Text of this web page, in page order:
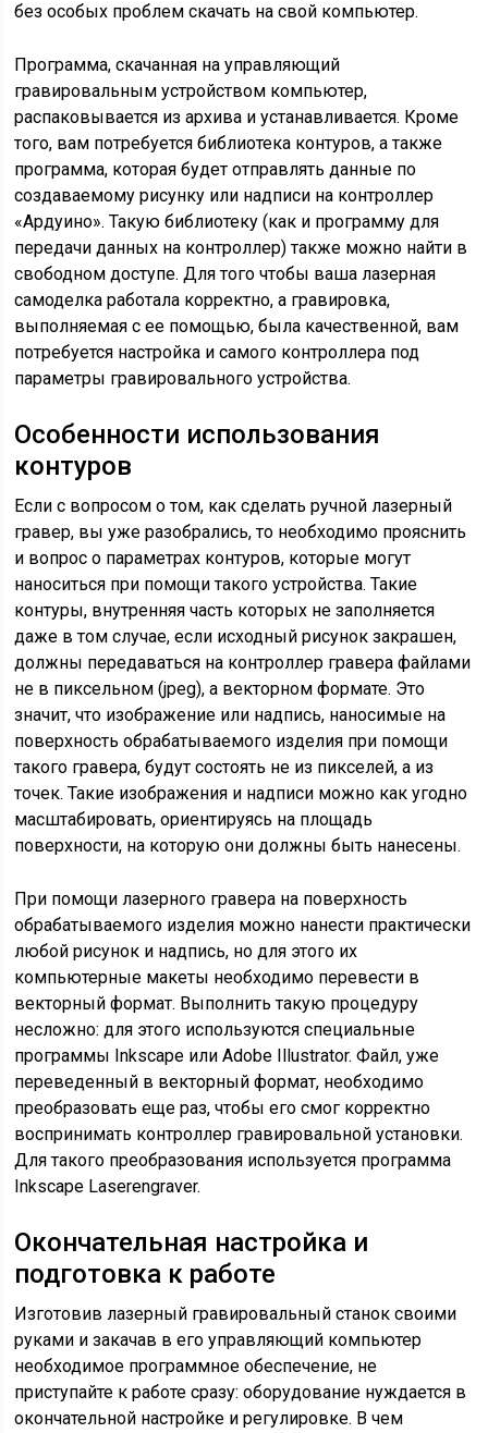
без особых проблем скачать на свой компьютер.
Программа, скачанная на управляющий
гравировальным устройством компьютер,
распаковывается из архива и устанавливается. Кроме
того, вам потребуется библиотека контуров, а также
программа, которая будет отправлять данные по
создаваемому рисунку или надписи на контроллер
«Ардуино». Такую библиотеку (как и программу для
передачи данных на контроллер) также можно найти в
свободном доступе. Для того чтобы ваша лазерная
самоделка работала корректно, а гравировка,
выполняемая с ее помощью, была качественной, вам
потребуется настройка и самого контроллера под
параметры гравировального устройства.
Особенности использования
контуров
Если с вопросом о том, как сделать ручной лазерный
гравер, вы уже разобрались, то необходимо прояснить
и вопрос о параметрах контуров, которые могут
наноситься при помощи такого устройства. Такие
контуры, внутренняя часть которых не заполняется
даже в том случае, если исходный рисунок закрашен,
должны передаваться на контроллер гравера файлами
не в пиксельном (jpeg), а векторном формате. Это
значит, что изображение или надпись, наносимые на
поверхность обрабатываемого изделия при помощи
такого гравера, будут состоять не из пикселей, а из
точек. Такие изображения и надписи можно как угодно
масштабировать, ориентируясь на площадь
поверхности, на которую они должны быть нанесены.
При помощи лазерного гравера на поверхность
обрабатываемого изделия можно нанести практически
любой рисунок и надпись, но для этого их
компьютерные макеты необходимо перевести в
векторный формат. Выполнить такую процедуру
несложно: для этого используются специальные
программы Inkscape или Adobe Illustrator. Файл, уже
переведенный в векторный формат, необходимо
преобразовать еще раз, чтобы его смог корректно
воспринимать контроллер гравировальной установки.
Для такого преобразования используется программа
Inkscape Laserengraver.
Окончательная настройка и
подготовка к работе
Изготовив лазерный гравировальный станок своими
руками и закачав в его управляющий компьютер
необходимое программное обеспечение, не
приступайте к работе сразу: оборудование нуждается в
окончательной настройке и регулировке. В чем